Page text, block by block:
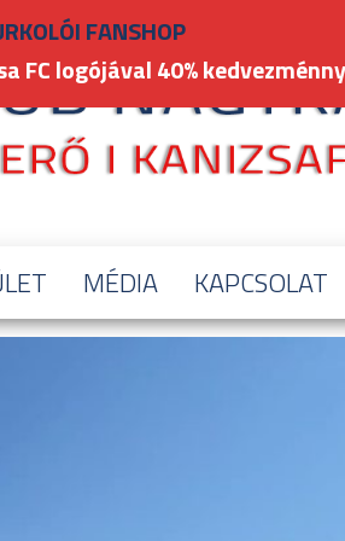
MÉDIA KAPCSOLAT
FANSHOP
FC logójával 40%